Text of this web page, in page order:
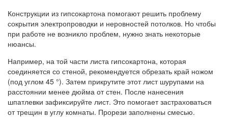
Конструкции из гипсокартона помогают решить проблему
сокрытия электропроводки и неровностей потолков. Но чтобы
при работе не возникло проблем, нужно знать некоторые
нюансы.
Например, на той части листа гипсокартона, которая
соединяется со стеной, рекомендуется обрезать край ножом
(под углом 45 °). Затем прикрутите этот лист шурупами на
расстоянии менее дюйма от стен. После нанесения
шпатлевки зафиксируйте лист. Это помогает застраховаться
от трещин в углу комнаты. Прорези заполнены смесью.